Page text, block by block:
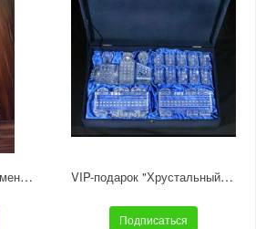
Аперитив на плитке "Камень" С1/90 С1/90с VIP-подарок "Хрустальный экспресс" С1003/2
Подписаться